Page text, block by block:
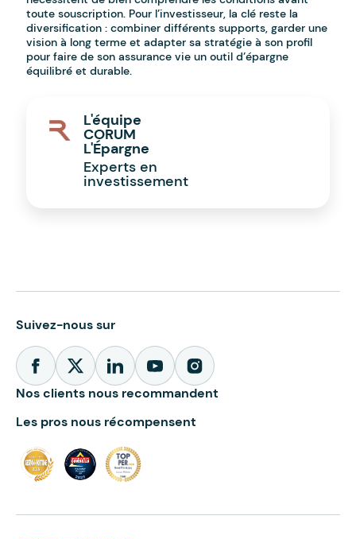
toute souscription. Pour l’investisseur, la clé reste la
diversification : combiner différents supports, garder une
vision à long terme et adapter sa stratégie à son profil
pour faire de son assurance vie un outil d’épargne
équilibré et durable.
L'équipe
CORUM
L'Épargne
Experts en
investissement
Suivez-nous sur
Nos clients nous recommandent
Les pros nous récompensent